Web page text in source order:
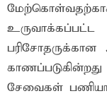
சேவைகள்